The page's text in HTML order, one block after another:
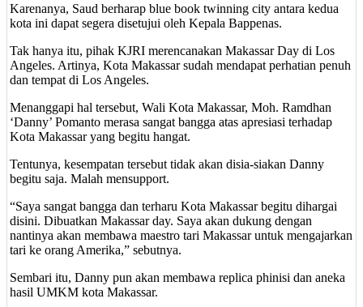
Karenanya, Saud berharap blue book twinning city antara kedua
kota ini dapat segera disetujui oleh Kepala Bappenas.
Tak hanya itu, pihak KJRI merencanakan Makassar Day di Los
Angeles. Artinya, Kota Makassar sudah mendapat perhatian penuh
dan tempat di Los Angeles.
Menanggapi hal tersebut, Wali Kota Makassar, Moh. Ramdhan
‘Danny’ Pomanto merasa sangat bangga atas apresiasi terhadap
Kota Makassar yang begitu hangat.
Tentunya, kesempatan tersebut tidak akan disia-siakan Danny
begitu saja. Malah mensupport.
“Saya sangat bangga dan terharu Kota Makassar begitu dihargai
disini. Dibuatkan Makassar day. Saya akan dukung dengan
nantinya akan membawa maestro tari Makassar untuk mengajarkan
tari ke orang Amerika,” sebutnya.
Sembari itu, Danny pun akan membawa replica phinisi dan aneka
hasil UMKM kota Makassar.